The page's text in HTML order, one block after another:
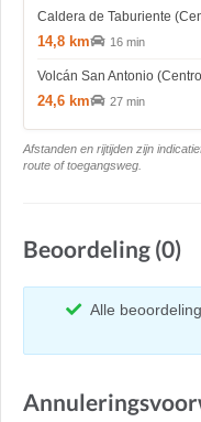
Caldera de Taburiente
14,8 km 16 min
Volcán San Antonio
24,6 km 27 min
Afstanden en rijtijden zijn
route of toegangsweg.
Beoordeling (0)
Alle